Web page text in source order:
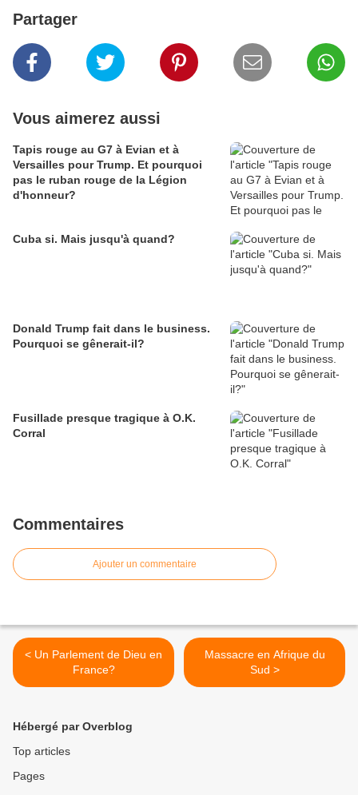
Partager
Vous aimerez aussi
Tapis rouge au G7 à Evian et à
Versailles pour Trump. Et pourquoi
pas le ruban rouge de la Légion
d'honneur?
Cuba si. Mais jusqu'à quand?
Donald Trump fait dans le business.
Pourquoi se gênerait-il?
Fusillade presque tragique à O.K.
Corral
Commentaires
Ajouter un commentaire
< Un Parlement de Dieu en
France?
Massacre en Afrique du
Sud >
Hébergé par Overblog
Top articles
Pages